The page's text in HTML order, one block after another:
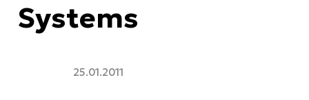
Systems
25.01.2011